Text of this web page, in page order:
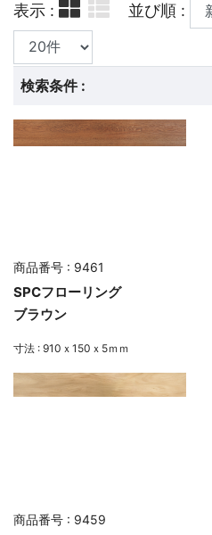
表示 :
並び順 :
検索条件 :
商品番号 : 9461
SPCフローリング
ブラウン
寸法 : 910ｘ150ｘ5ｍｍ
商品番号 : 9459